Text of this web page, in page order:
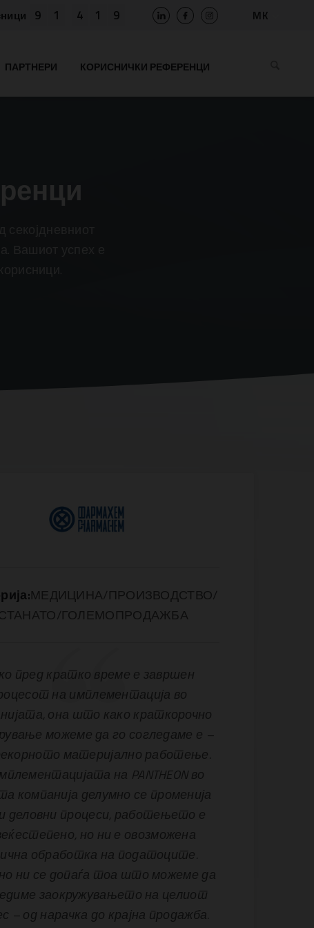
9 1 4 1 9
MK
BIH
ПАРТНЕРИ КОРИСНИЧКИ РЕФЕРЕНЦИ
МЕДИЦИНА/ПРОИЗВОДСТВО/
ГОЛЕМОПРОДАЖБА
пред кратко време е завршен
на имплементација во
она што како краткорочно
можеме да го согледаме е –
материјално работење.
на PANTHEON во
компанија делумно се променија
деловни процеси, работењето е
но ни е овозможена
обработка на податоците.
ни се допаѓа тоа што можеме да
заокружувањето на целиот
– од нарачка до крајна продажба.